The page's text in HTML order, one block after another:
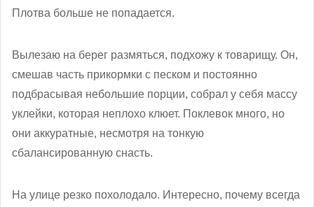
Плотва больше не попадается.
Вылезаю на берег размяться, подхожу к товарищу. Он,
смешав часть прикормки с песком и постоянно
подбрасывая небольшие порции, собрал у себя массу
уклейки, которая неплохо клюет. Поклевок много, но
они аккуратные, несмотря на тонкую
сбалансированную снасть.
На улице резко похолодало. Интересно, почему всегда